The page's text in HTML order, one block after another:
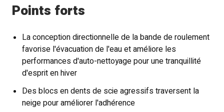
Points forts
La conception directionnelle de la bande de roulement
favorise l'évacuation de l'eau et améliore les
performances d'auto-nettoyage pour une tranquillité
d'esprit en hiver
Des blocs en dents de scie agressifs traversent la
neige pour améliorer l'adhérence